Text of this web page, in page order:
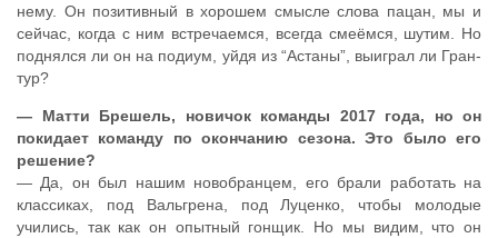
нему. Он позитивный в хорошем смысле слова пацан, мы и
сейчас, когда с ним встречаемся, всегда смеёмся, шутим. Но
поднялся ли он на подиум, уйдя из “Астаны”, выиграл ли Гран-
тур?
— Матти Брешель, новичок команды 2017 года, но он
покидает команду по окончанию сезона. Это было его
решение?
— Да, он был нашим новобранцем, его брали работать на
классиках, под Вальгрена, под Луценко, чтобы молодые
учились, так как он опытный гонщик. Но мы видим, что он